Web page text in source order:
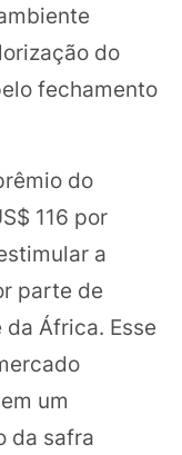
do
fechamento
do
116 por
a
parte de
África. Esse
um
da safra